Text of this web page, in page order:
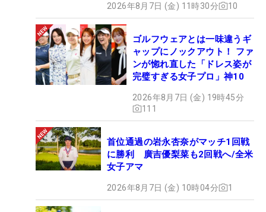
2026年8月7日 (金) 11時30分 10
ゴルフウェアとは一味違うギ
ャップにノックアウト！ ファ
ンが惚れ直した「ドレス姿が
完璧すぎる女子プロ」神10
2026年8月7日 (金) 19時45分
111
首位通過の岩永杏奈がマッチ1回戦
に勝利 廣吉優梨菜も2回戦へ/全米
女子アマ
2026年8月7日 (金) 10時04分 1